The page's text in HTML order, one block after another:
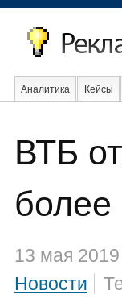
Аналитика Кейсы
Интернет
ВТБ
13 мая 2019
Новости